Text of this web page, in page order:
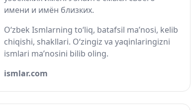
имени и имён близких.
O‘zbek Ismlarning to‘liq, batafsil ma’nosi, kelib
chiqishi, shakllari. O‘zingiz va yaqinlaringizni
ismlari ma’nosini bilib oling.
ismlar.com